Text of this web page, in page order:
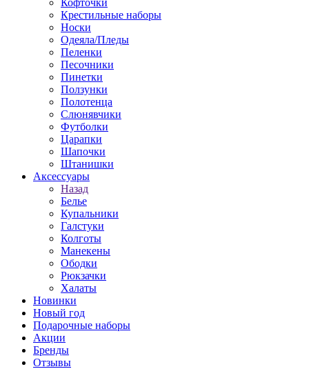
Кофточки
Крестильные наборы
Носки
Одеяла/Пледы
Пеленки
Песочники
Пинетки
Ползунки
Полотенца
Слюнявчики
Футболки
Царапки
Шапочки
Штанишки
Аксессуары
Назад
Белье
Купальники
Галстуки
Колготы
Манекены
Ободки
Рюкзачки
Халаты
Новинки
Новый год
Подарочные наборы
Акции
Бренды
Отзывы